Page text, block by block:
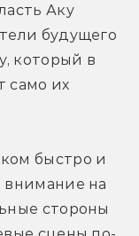
Аку
будущего
который в
само их
быстро и
внимание на
стороны